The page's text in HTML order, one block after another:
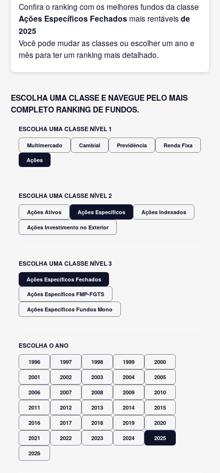
Confira o ranking com os melhores fundos da classe
Ações Específicos Fechados mais rentáveisde
2025
Você pode mudar as classes ou escolher um ano e
mês para ter um ranking mais detalhado.
ESCOLHA UMA CLASSE E NAVEGUE PELO MAIS
COMPLETO RANKING DE FUNDOS.
ESCOLHA UMA CLASSE NÍVEL 1
Multimercado Cambial Previdência
Renda Fixa
Ações
ESCOLHA UMA CLASSE NÍVEL 2
Ações Ativos Ações Específicos Ações Indexados
Ações Investimento no Exterior
ESCOLHA UMA CLASSE NÍVEL 3
Ações Específicos Fechados
Ações Específicos FMP-FGTS
Ações Específicos Fundos Mono
ESCOLHA O ANO
1996 1997 1998 1999 2000
2001 2002 2003 2004 2005
2006 2007 2008 2009 2010
2011 2012 2013 2014 2015
2016 2017 2018 2019 2020
2021 2022 2023 2024 2025
2026